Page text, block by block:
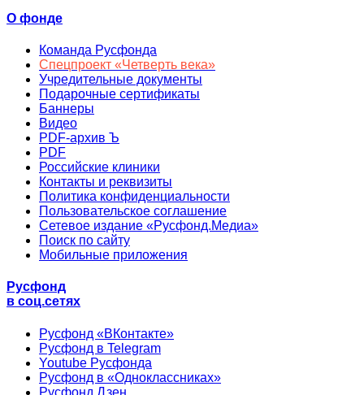
О фонде
Команда Русфонда
Спецпроект «Четверть века»
Учредительные документы
Подарочные сертификаты
Баннеры
Видео
PDF-архив Ъ
PDF
Российские клиники
Контакты и реквизиты
Политика конфиденциальности
Пользовательское соглашение
Сетевое издание «Русфонд.Медиа»
Поиск по сайту
Мобильные приложения
Русфонд
в соц.сетях
Русфонд «ВКонтакте»
Русфонд в Telegram
Youtube Русфонда
Русфонд в «Одноклассниках»
Русфонд.Дзен